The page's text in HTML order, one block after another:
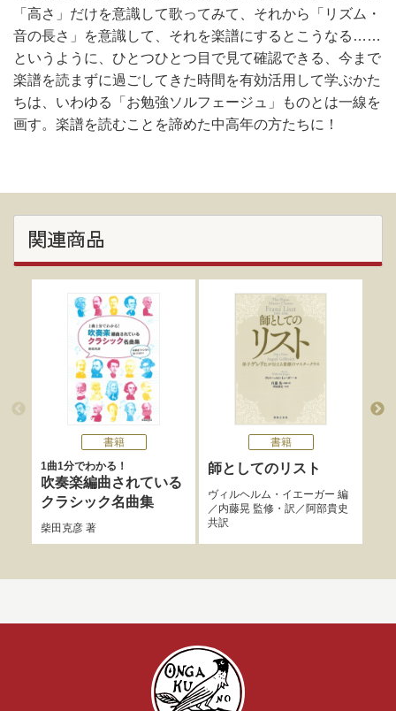
「高さ」だけを意識して歌ってみて、それから「リズム・
音の長さ」を意識して、それを楽譜にするとこうなる……
というように、ひとつひとつ目で見て確認できる、今まで
楽譜を読まずに過ごしてきた時間を有効活用して学ぶかた
ちは、いわゆる「お勉強ソルフェージュ」ものとは一線を
画す。楽譜を読むことを諦めた中高年の方たちに！
関連商品
書籍
1曲1分でわかる！
吹奏楽編曲されている
クラシック名曲集
柴田克彦著
書籍
師としてのリスト
ヴィルヘルム・イエーガー 編
／ 内藤晃監修・訳／ 阿部貴史
共訳